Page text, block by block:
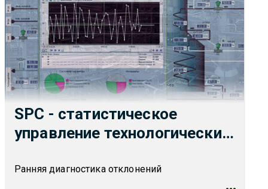
SPC - статистическое
управление технологическим
MODE 7
Ранняя диагностика отклонений